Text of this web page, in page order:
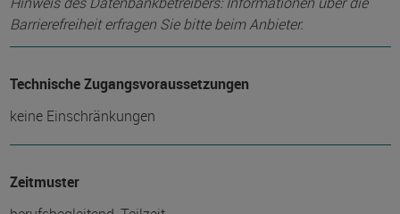
Barrierefreiheit erfragen Sie bitte beim Anbieter.
Technische Zugangsvoraussetzungen
keine Einschränkungen
Zeitmuster